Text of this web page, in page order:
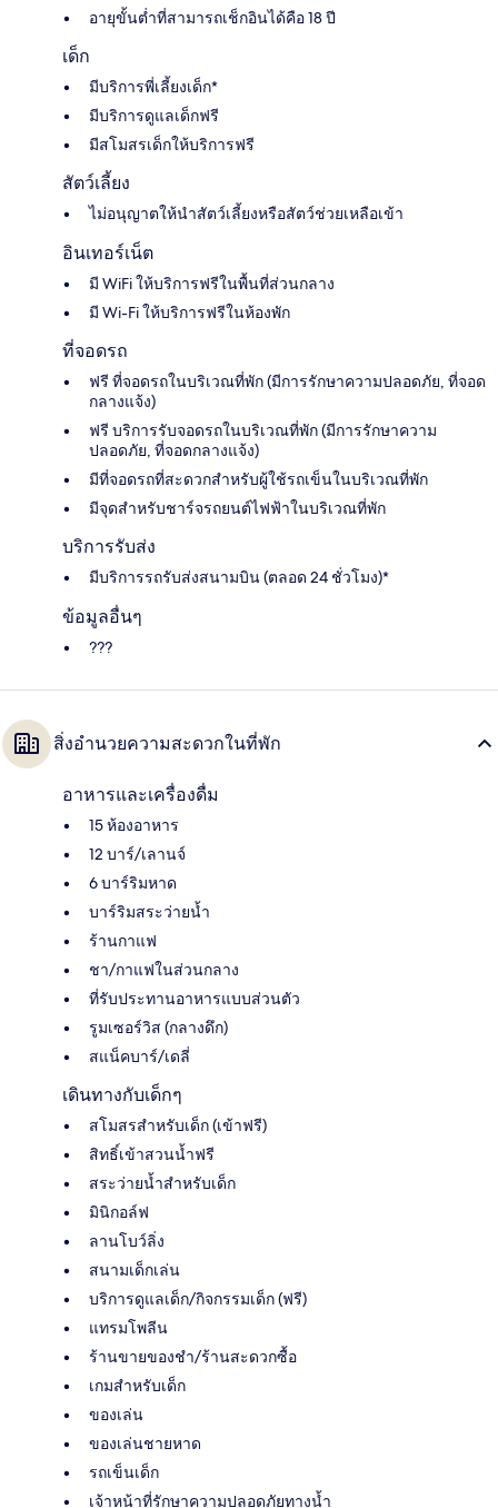
อายุขั้นต่ำที่สามารถเช็กอินได้คือ 18 ปี
เด็ก
มีบริการพี่เลี้ยงเด็ก*
มีบริการดูแลเด็กฟรี
มีสโมสรเด็กให้บริการฟรี
สัตว์เลี้ยง
ไม่อนุญาตให้นำสัตว์เลี้ยงหรือสัตว์ช่วยเหลือเข้า
อินเทอร์เน็ต
มี WiFi ให้บริการฟรีในพื้นที่ส่วนกลาง
มี Wi-Fi ให้บริการฟรีในห้องพัก
ที่จอดรถ
ฟรี ที่จอดรถในบริเวณที่พัก (มีการรักษาความปลอดภัย, ที่จอด
กลางแจ้ง)
ฟรี บริการรับจอดรถในบริเวณที่พัก (มีการรักษาความ
ปลอดภัย, ที่จอดกลางแจ้ง)
มีที่จอดรถที่สะดวกสำหรับผู้ใช้รถเข็นในบริเวณที่พัก
มีจุดสำหรับชาร์จรถยนต์ไฟฟ้าในบริเวณที่พัก
บริการรับส่ง
มีบริการรถรับส่งสนามบิน (ตลอด 24 ชั่วโมง)*
ข้อมูลอื่นๆ
???
สิ่งอำนวยความสะดวกในที่พัก
อาหารและเครื่องดื่ม
15 ห้องอาหาร
12 บาร์/เลานจ์
6 บาร์ริมหาด
บาร์ริมสระว่ายน้ำ
ร้านกาแฟ
ชา/กาแฟในส่วนกลาง
ที่รับประทานอาหารแบบส่วนตัว
รูมเซอร์วิส (กลางดึก)
สแน็คบาร์/เดลี่
เดินทางกับเด็กๆ
สโมสรสำหรับเด็ก (เข้าฟรี)
สิทธิ์เข้าสวนน้ำฟรี
สระว่ายน้ำสำหรับเด็ก
มินิกอล์ฟ
ลานโบว์ลิ่ง
สนามเด็กเล่น
บริการดูแลเด็ก/กิจกรรมเด็ก (ฟรี)
แทรมโพลีน
ร้านขายของชำ/ร้านสะดวกซื้อ
เกมสำหรับเด็ก
ของเล่น
ของเล่นชายหาด
รถเข็นเด็ก
เจ้าหน้าที่รักษาความปลอดภัยทางน้ำ